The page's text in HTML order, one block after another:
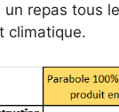
repas tous
climatique.